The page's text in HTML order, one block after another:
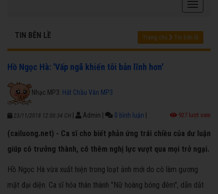
TIN BÊN LỀ Trang chủ Tin bên lề
Hồ Ngọc Hà: 'Vấp ngã khiến tôi bản lĩnh hơn'
Nhạc MP3: Hát Chầu Văn MP3
23/11/2018 12:00:34 CH Admin 0 bình luận 927 lượt xem
(cailuong.net) - Ca sĩ cho biết phản ứng trái chiều của dư luận
giúp cô trưởng thành, có thêm nghị lực vượt qua mọi trở ngại.
Hồ Ngọc Hà vừa xuất hiện trong loạt ảnh mới do cô làm gương
mặt đại diện. Ca sĩ hóa thân thành "Nữ hoàng bóng đêm", dẫn dắt